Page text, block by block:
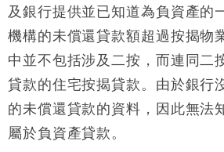
11:12
國際｜特朗普料美伊戰事快結
張
財經｜SA售股自救後再出手
司
及銀行提供並已知道為負資產的
機構的未償還貸款額超過按揭物
中並不包括涉及二按，而連同二
貸款的住宅按揭貸款。由於銀行
的未償還貸款的資料，因此無法
屬於負資產貸款。